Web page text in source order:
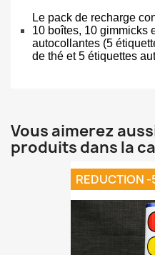
Le pack de recharge
10 boîtes, 10 gimmicks
autocollantes (5
de thé et 5 étiquettes
Vous aimerez
produits dans la
REDUCTION -